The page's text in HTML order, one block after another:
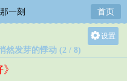
一刻 首页
设置
然发芽的悸动 (2 / 8)